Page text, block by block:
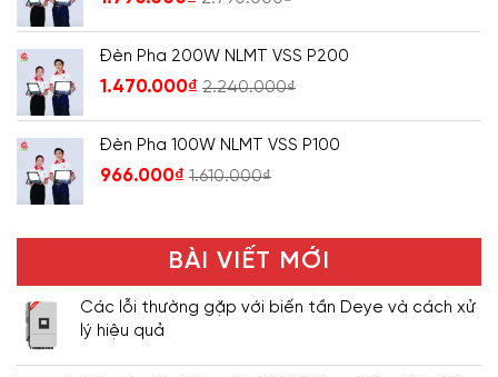
Đèn Pha 200W NLMT VSS P200
1.470.000₫ 2.240.000₫
Đèn Pha 100W NLMT VSS P100
966.000₫ 1.610.000₫
BÀI VIẾT MỚI
Các lỗi thường gặp với biến tần Deye và cách xử
lý hiệu quả